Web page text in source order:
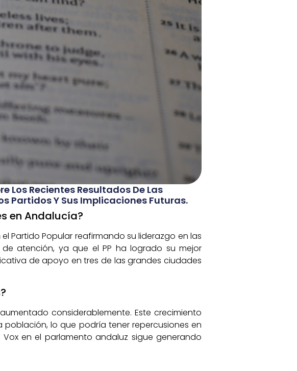
Los Recientes Resultados De Las
Partidos Y Sus Implicaciones Futuras.
en Andalucía?
Partido Popular reafirmando su liderazgo en las
atención, ya que el PP ha logrado su mejor
de apoyo en tres de las grandes ciudades
considerablemente. Este crecimiento
lo que podría tener repercusiones en
en el parlamento andaluz sigue generando